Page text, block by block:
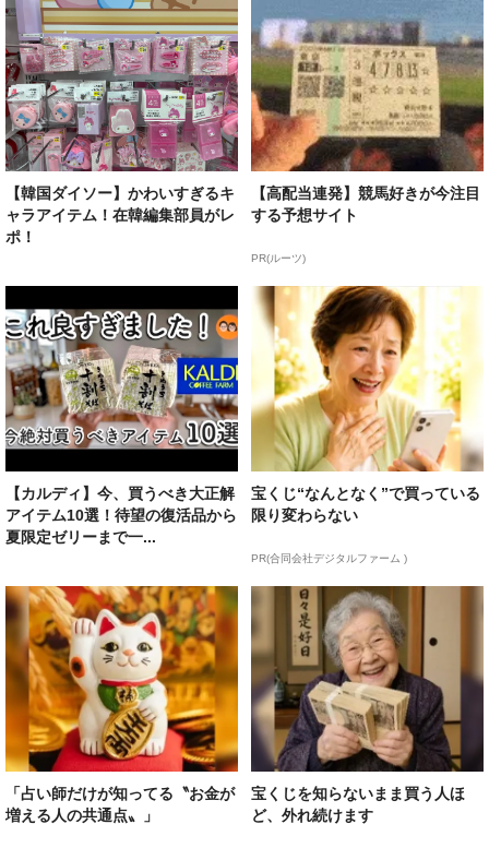
【韓国ダイソー】かわいすぎるキ
ャラアイテム！在韓編集部員がレ
ポ！
【高配当連発】競馬好きが今注目
する予想サイト
PR(ルーツ)
【カルディ】今、買うべき大正解
アイテム10選！待望の復活品から
夏限定ゼリーまで一...
宝くじ“なんとなく”で買っている
限り変わらない
PR(合同会社デジタルファーム )
「占い師だけが知ってる〝お金が
増える人の共通点〟」
宝くじを知らないまま買う人ほ
ど、外れ続けます